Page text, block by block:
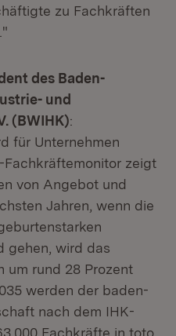
zu Fachkräften
des Baden-
und
(BWIHK):
für Unternehmen
Fachkräftemonitor zeigt
von Angebot und
Jahren, wenn die
gehen, wird das
um rund 28 Prozent
werden der baden-
nach dem IHK-
Fachkräfte in toto